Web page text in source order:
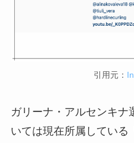
引用元：
ガリーナ・アルセンキナ
いては現在所属している